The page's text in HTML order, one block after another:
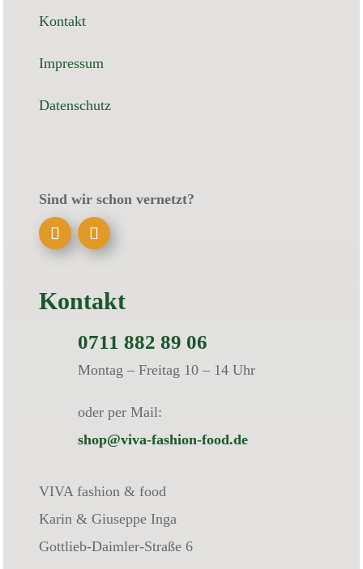
Kontakt
Impressum
Datenschutz
Sind wir schon vernetzt?
Kontakt
0711 882 89 06
Montag – Freitag 10 – 14 Uhr
oder per Mail:
shop@viva-fashion-food.de
VIVA fashion & food
Karin & Giuseppe Inga
Gottlieb-Daimler-Straße 6